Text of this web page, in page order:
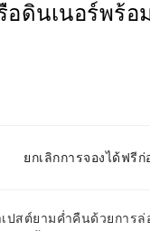
อดินเนอร์พร้
ยกเลิกการจองได้ฟรี
ปสต์ยามค่ำคืนด้วยการ